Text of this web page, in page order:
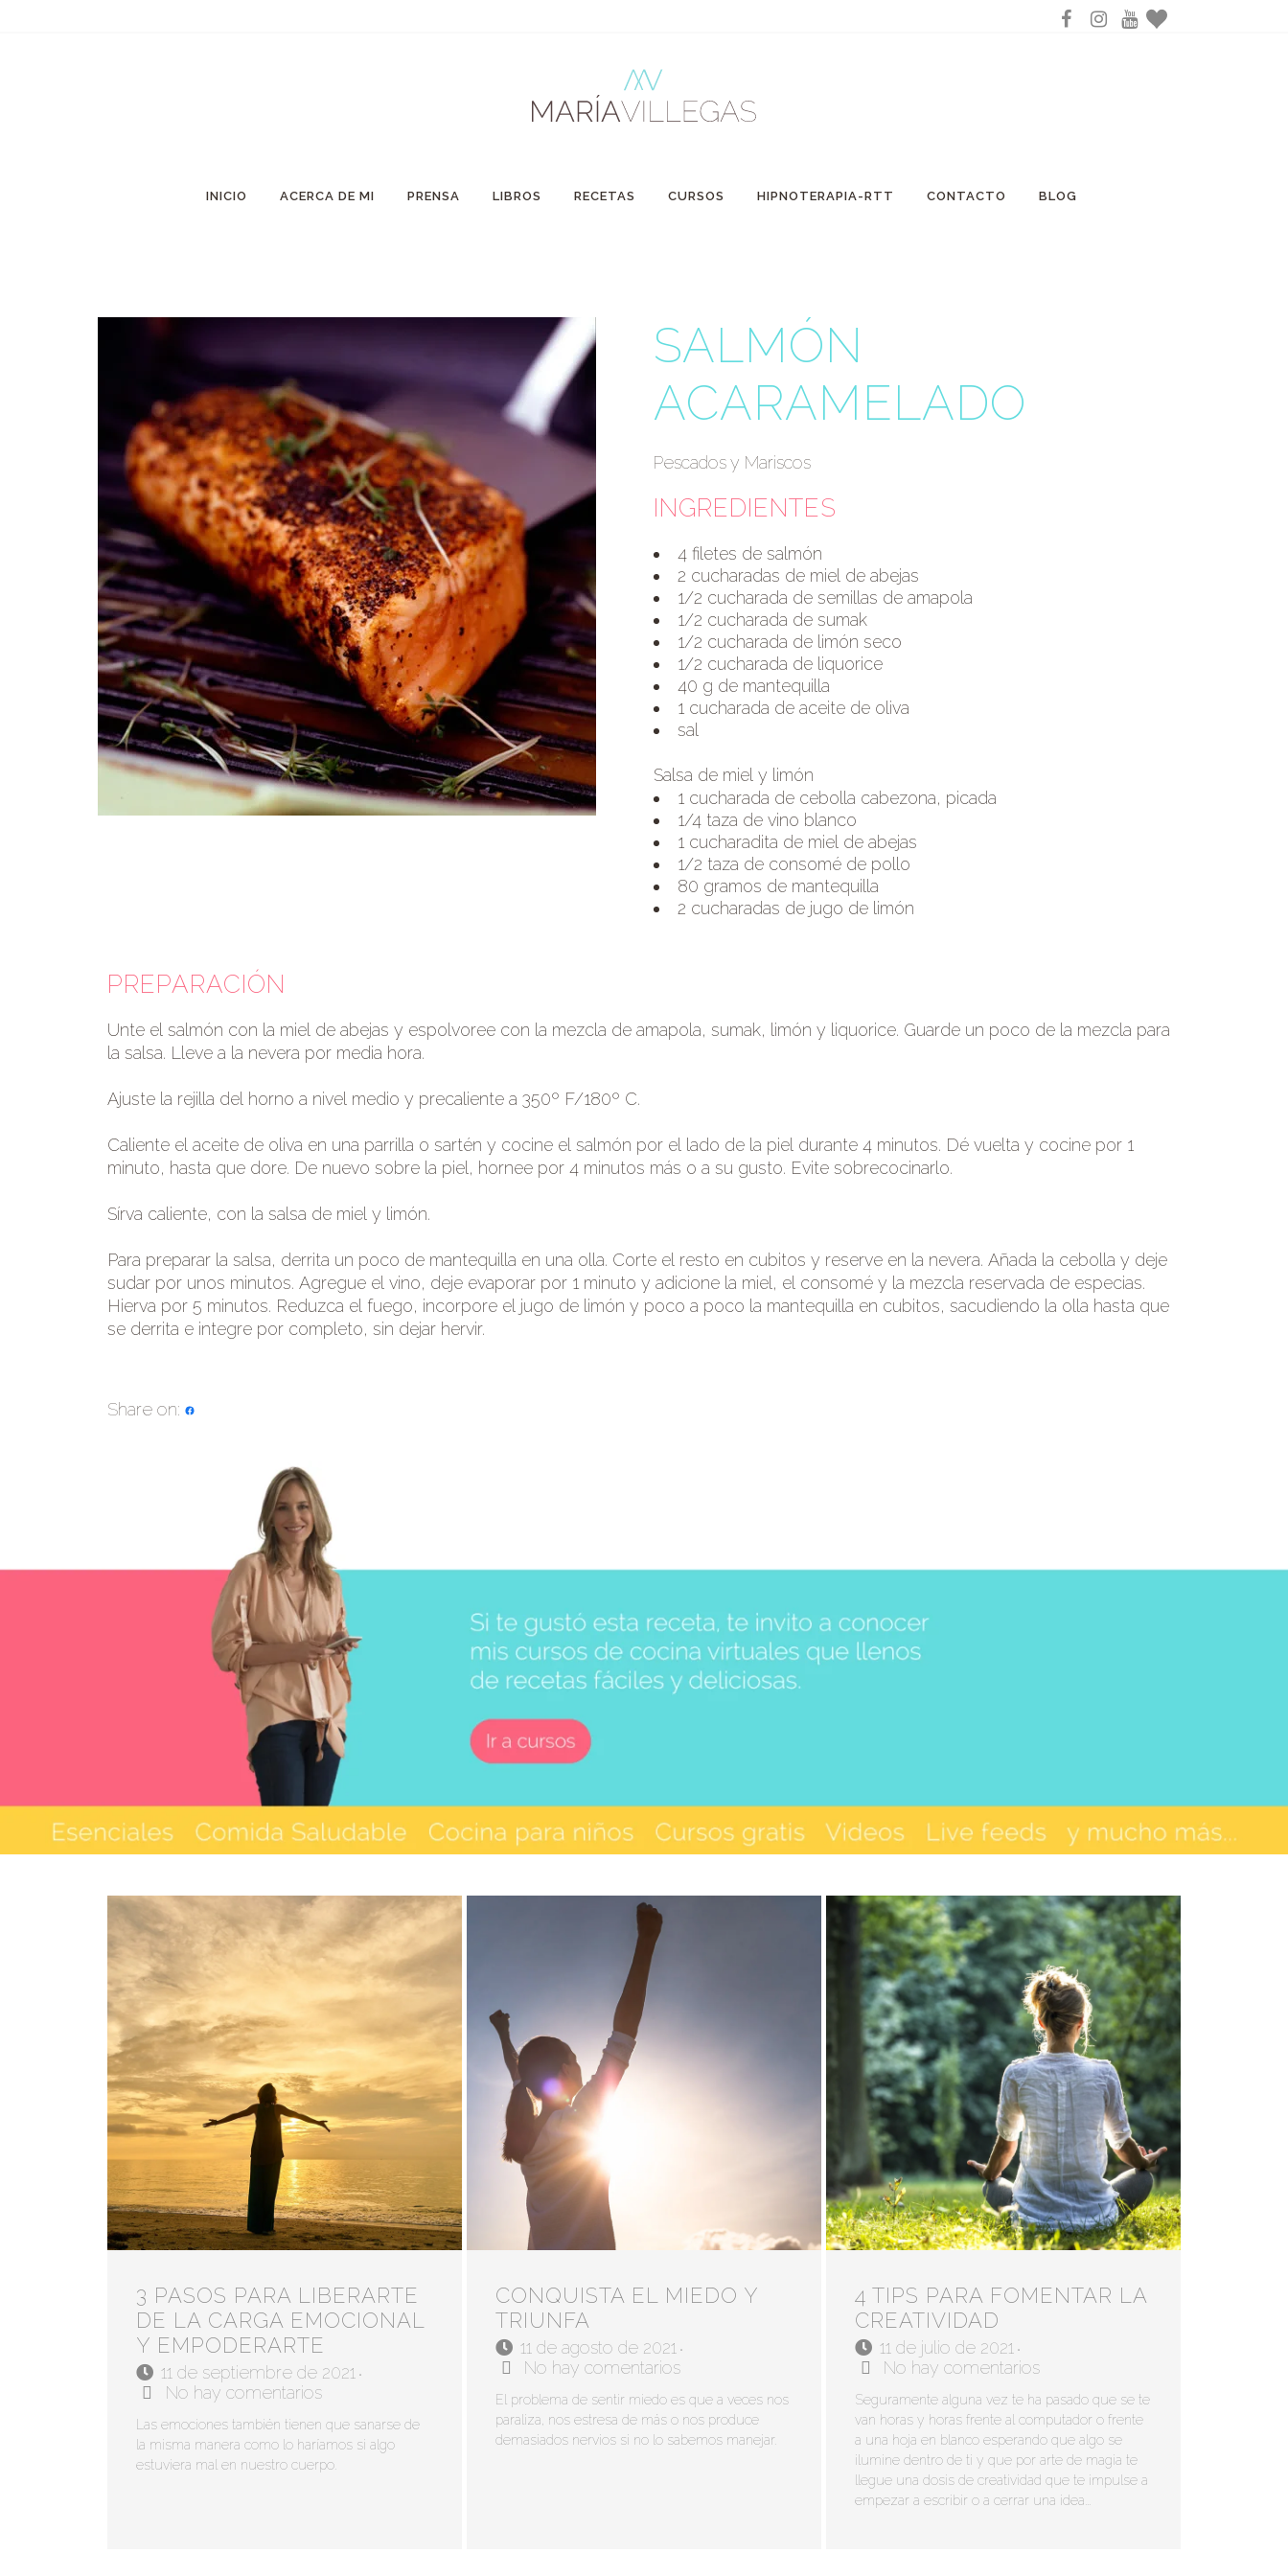
INICIO ACERCA DE MI PRENSA LIBROS RECETAS CURSOS HIPNOTERAPIA-RTT CONTACTO BLOG
SALMÓN
ACARAMELADO
Pescados y Mariscos
INGREDIENTES
4 filetes de salmón
2 cucharadas de miel de abejas
1/2 cucharada de semillas de amapola
1/2 cucharada de sumak
1/2 cucharada de limón seco
1/2 cucharada de liquorice
40 g de mantequilla
1 cucharada de aceite de oliva
sal
Salsa de miel y limón
1 cucharada de cebolla cabezona, picada
1/4 taza de vino blanco
1 cucharadita de miel de abejas
1/2 taza de consomé de pollo
80 gramos de mantequilla
2 cucharadas de jugo de limón
PREPARACIÓN
Unte el salmón con la miel de abejas y espolvoree con la mezcla de amapola, sumak, limón y liquorice. Guarde un poco de la mezcla para
la salsa. Lleve a la nevera por media hora.
Ajuste la rejilla del horno a nivel medio y precaliente a 350º F/180º C.
Caliente el aceite de oliva en una parrilla o sartén y cocine el salmón por el lado de la piel durante 4 minutos. Dé vuelta y cocine por 1
minuto, hasta que dore. De nuevo sobre la piel, hornee por 4 minutos más o a su gusto. Evite sobrecocinarlo.
Sírva caliente, con la salsa de miel y limón.
Para preparar la salsa, derrita un poco de mantequilla en una olla. Corte el resto en cubitos y reserve en la nevera. Añada la cebolla y deje
sudar por unos minutos. Agregue el vino, deje evaporar por 1 minuto y adicione la miel, el consomé y la mezcla reservada de especias.
Hierva por 5 minutos. Reduzca el fuego, incorpore el jugo de limón y poco a poco la mantequilla en cubitos, sacudiendo la olla hasta que
se derrita e integre por completo, sin dejar hervir.
Share on:
3 PASOS PARA LIBERARTE
DE LA CARGA EMOCIONAL
Y EMPODERARTE
11 de septiembre de 2021 •
No hay comentarios
Las emociones también tienen que sanarse de
la misma manera como lo haríamos si algo
estuviera mal en nuestro cuerpo.
CONQUISTA EL MIEDO Y
TRIUNFA
11 de agosto de 2021 •
No hay comentarios
El problema de sentir miedo es que a veces nos
paraliza, nos estresa de más o nos produce
demasiados nervios si no lo sabemos manejar.
4 TIPS PARA FOMENTAR LA
CREATIVIDAD
11 de julio de 2021 •
No hay comentarios
Seguramente alguna vez te ha pasado que se te
van horas y horas frente al computador o frente
a una hoja en blanco esperando que algo se
ilumine dentro de ti y que por arte de magia te
llegue una dosis de creatividad que te impulse a
empezar a escribir o a cerrar una idea...